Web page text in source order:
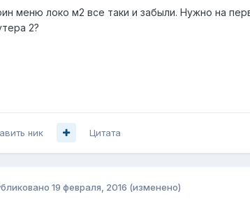
меню локо м2 все таки и забыли. Нужно на
2?
ник Цитата
19 февраля, 2016 (изменено)